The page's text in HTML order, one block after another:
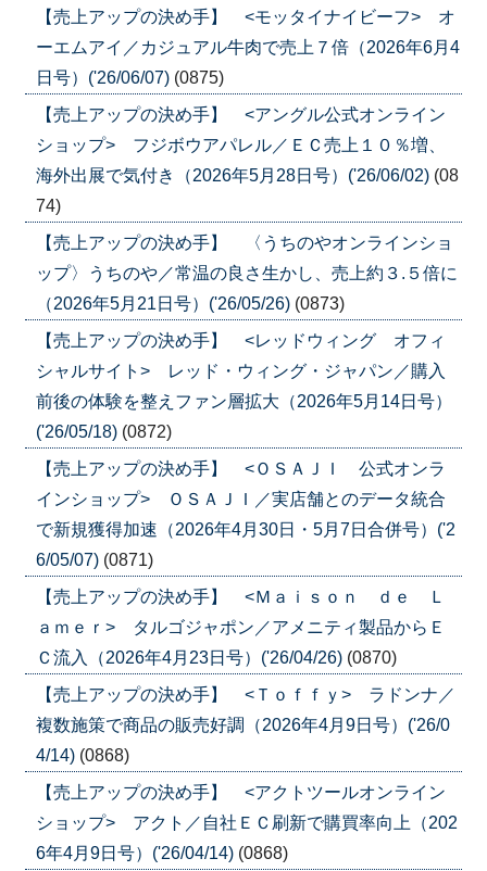
【売上アップの決め手】 <モッタイナイビーフ> オ
ーエムアイ／カジュアル牛肉で売上７倍（2026年6月4
日号）('26/06/07) (0875)
【売上アップの決め手】 <アングル公式オンライン
ショップ> フジボウアパレル／ＥＣ売上１０％増、
海外出展で気付き（2026年5月28日号）('26/06/02) (08
74)
【売上アップの決め手】 〈うちのやオンラインショ
ップ〉うちのや／常温の良さ生かし、売上約３.５倍に
（2026年5月21日号）('26/05/26) (0873)
【売上アップの決め手】 <レッドウィング オフィ
シャルサイト> レッド・ウィング・ジャパン／購入
前後の体験を整えファン層拡大（2026年5月14日号）
('26/05/18) (0872)
【売上アップの決め手】 <ＯＳＡＪＩ 公式オンラ
インショップ> ＯＳＡＪＩ／実店舗とのデータ統合
で新規獲得加速（2026年4月30日・5月7日合併号）('2
6/05/07) (0871)
【売上アップの決め手】 <Ｍａｉｓｏｎ ｄｅ Ｌ
ａｍｅｒ> タルゴジャポン／アメニティ製品からＥ
Ｃ流入（2026年4月23日号）('26/04/26) (0870)
【売上アップの決め手】 <Ｔｏｆｆｙ> ラドンナ／
複数施策で商品の販売好調（2026年4月9日号）('26/0
4/14) (0868)
【売上アップの決め手】 <アクトツールオンライン
ショップ> アクト／自社ＥＣ刷新で購買率向上（202
6年4月9日号）('26/04/14) (0868)